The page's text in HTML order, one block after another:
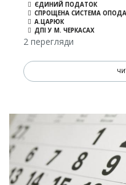
ЄДИНИЙ ПОДАТОК
СПРОЩЕНА СИСТЕМА
А.ЦАРЮК
ДПІ У М. ЧЕРКАСАХ
2 перегляди